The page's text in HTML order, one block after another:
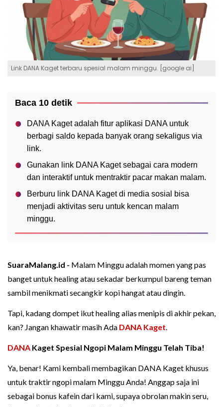
Link DANA Kaget terbaru spesial malam minggu. [google ai]
Baca 10 detik
DANA Kaget adalah fitur aplikasi DANA untuk
berbagi saldo kepada banyak orang sekaligus via
link.
Gunakan link DANA Kaget sebagai cara modern
dan interaktif untuk mentraktir pacar makan malam.
Berburu link DANA Kaget di media sosial bisa
menjadi aktivitas seru untuk kencan malam
minggu.
SuaraMalang.id - Malam Minggu adalah momen yang pas
banget untuk healing atau sekadar berkumpul bareng teman
sambil menikmati secangkir kopi hangat atau dingin.
Tapi, kadang dompet ikut healing alias menipis di akhir pekan,
kan? Jangan khawatir masih Ada DANA Kaget.
DANA Kaget Spesial Ngopi Malam Minggu Telah Tiba!
Ya, benar! Kami kembali membagikan DANA Kaget khusus
untuk traktir ngopi malam Minggu Anda! Anggap saja ini
sebagai bonus kafein dari kami, supaya obrolan makin seru,